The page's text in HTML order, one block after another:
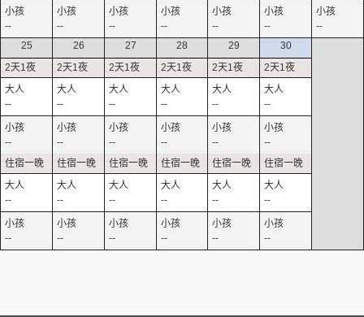
-- -- -- -- -- --
--
25
--
--
--
--
26
--
--
--
--
27
--
--
--
--
28
--
--
--
--
29
--
--
--
--
30
--
--
--
--